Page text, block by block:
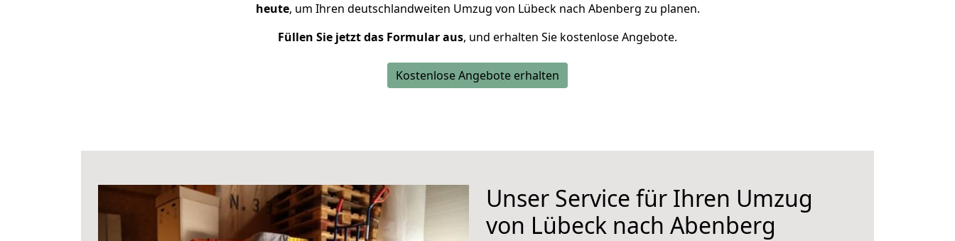
heute, um Ihren deutschlandweiten Umzug von Lübeck nach Abenberg zu planen.
Füllen Sie jetzt das Formular aus, und erhalten Sie kostenlose Angebote.
Kostenlose Angebote erhalten
Unser Service für Ihren Umzug
von Lübeck nach Abenberg